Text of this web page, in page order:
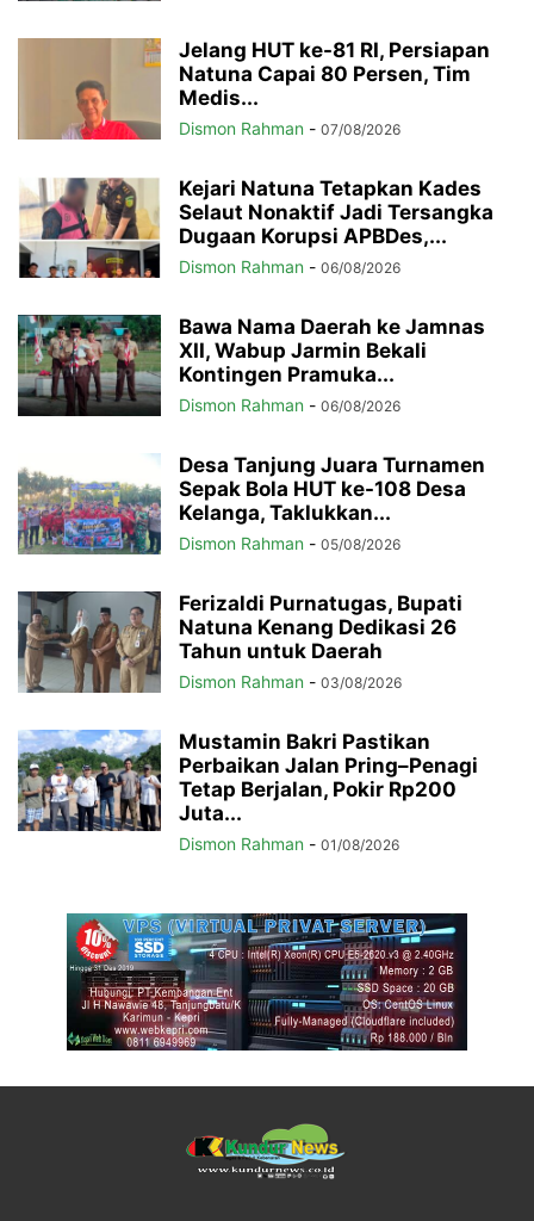
Jelang HUT ke-81 RI, Persiapan
Natuna Capai 80 Persen, Tim
Medis...
Dismon Rahman - 07/08/2026
Kejari Natuna Tetapkan Kades
Selaut Nonaktif Jadi Tersangka
Dugaan Korupsi APBDes,...
Dismon Rahman - 06/08/2026
Bawa Nama Daerah ke Jamnas
XII, Wabup Jarmin Bekali
Kontingen Pramuka...
Dismon Rahman - 06/08/2026
Desa Tanjung Juara Turnamen
Sepak Bola HUT ke-108 Desa
Kelanga, Taklukkan...
Dismon Rahman - 05/08/2026
Ferizaldi Purnatugas, Bupati
Natuna Kenang Dedikasi 26
Tahun untuk Daerah
Dismon Rahman - 03/08/2026
Mustamin Bakri Pastikan
Perbaikan Jalan Pring–Penagi
Tetap Berjalan, Pokir Rp200
Juta...
Dismon Rahman - 01/08/2026